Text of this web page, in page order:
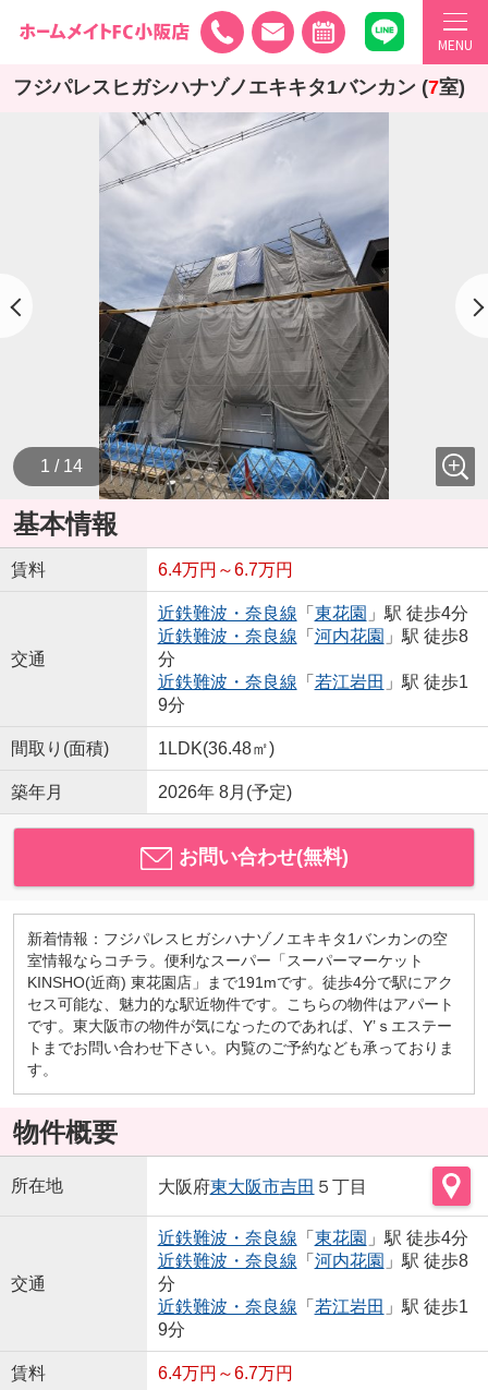
MENU
フジパレスヒガシハナゾノエキキタ1バンカン (7室)
1 / 14
基本情報
賃料 6.4万円～6.7万円
交通
近鉄難波・奈良線 「 東花園 」駅 徒歩4分
近鉄難波・奈良線 「 河内花園 」駅 徒歩8
分
近鉄難波・奈良線 「 若江岩田 」駅 徒歩1
9分
間取り(面積) 1LDK(36.48㎡)
築年月 2026年 8月(予定)
お問い合わせ(無料)
新着情報：フジパレスヒガシハナゾノエキキタ1バンカンの空
室情報ならコチラ。便利なスーパー「スーパーマーケット
KINSHO(近商) 東花園店」まで191mです。徒歩4分で駅にアク
セス可能な、魅力的な駅近物件です。こちらの物件はアパート
です。東大阪市の物件が気になったのであれば、Y’ｓエステー
トまでお問い合わせ下さい。内覧のご予約なども承っておりま
す。
物件概要
所在地 大阪府東大阪市吉田 ５丁目
交通
近鉄難波・奈良線 「 東花園 」駅 徒歩4分
近鉄難波・奈良線 「 河内花園 」駅 徒歩8
分
近鉄難波・奈良線 「 若江岩田 」駅 徒歩1
9分
賃料 6.4万円～6.7万円